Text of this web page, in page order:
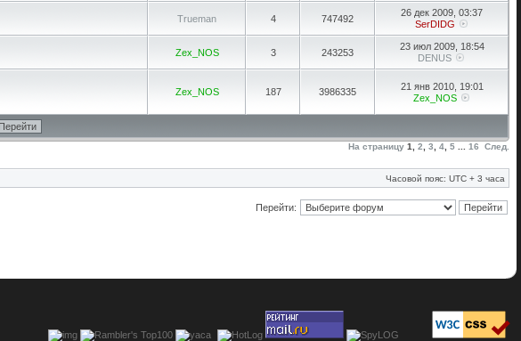
Trueman 4 747492
26 дек 2009, 03:37
SerDIDG
Zex_NOS 3 243253
23 июл 2009, 18:54
DENUS
Zex_NOS 187 3986335
21 янв 2010, 19:01
Zex_NOS
На страницу 1 2 3 4 5 16 След.
Часовой пояс: UTC + 3 часа
Перейти: